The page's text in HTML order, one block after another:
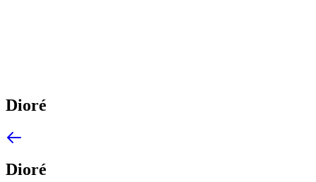
Dioré
Dioré